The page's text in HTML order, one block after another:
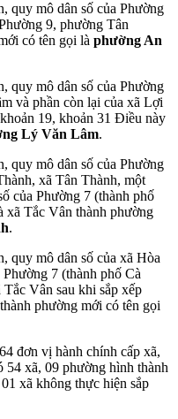
quy mô dân số của Phường
9, phường Tân
có tên gọi là phường An
quy mô dân số của Phường
và phần còn lại của xã Lợi
19, khoản 31 Điều này
Lý Văn Lâm.
quy mô dân số của Phường
xã Tân Thành, một
của Phường 7 (thành phố
Tắc Vân thành phường
.
quy mô dân số của xã Hòa
7 (thành phố Cà
Vân sau khi sắp xếp
phường mới có tên gọi
đơn vị hành chính cấp xã,
54 xã, 09 phường hình thành
xã không thực hiện sắp